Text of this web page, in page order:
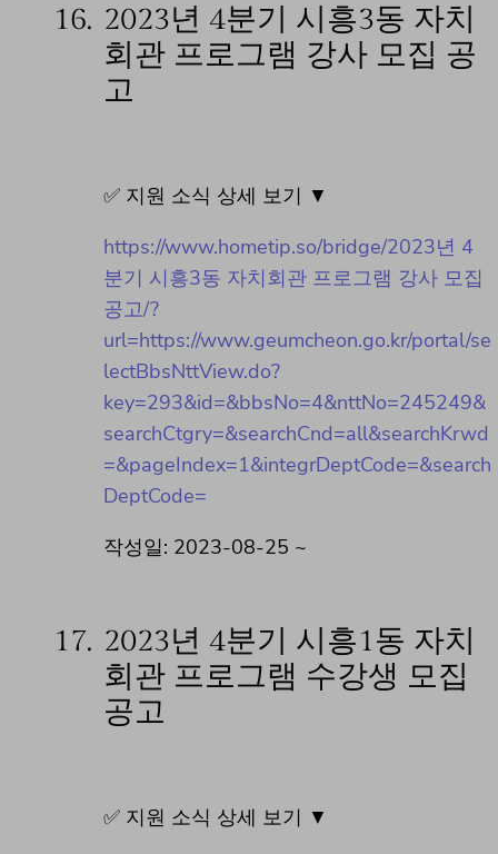
16. 2023년 4분기 시흥3동 자치
회관 프로그램 강사 모집 공
고
✅ 지원 소식 상세 보기 ▼
https://www.hometip.so/bridge/2023년 4
분기 시흥3동 자치회관 프로그램 강사 모집
공고/?
url=https://www.geumcheon.go.kr/portal/se
lectBbsNttView.do?
key=293&id=&bbsNo=4&nttNo=245249&
searchCtgry=&searchCnd=all&searchKrwd
=&pageIndex=1&integrDeptCode=&search
DeptCode=
작성일: 2023-08-25 ~
17. 2023년 4분기 시흥1동 자치
회관 프로그램 수강생 모집
공고
✅ 지원 소식 상세 보기 ▼